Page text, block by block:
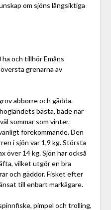
om sjöns långsiktiga
och tillhör Emåns
grenarna av
abborre och gädda.
bästa, både när
sommar som vinter.
förekommande. Den
i sjön var 1,9 kg. Största
över 14 kg. Sjön har också
vilket utgör en bra
och gäddor. Fisket efter
till enbart markägare.
pimpel och trolling,